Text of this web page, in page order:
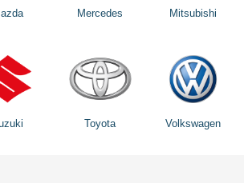
Mercedes Mitsubishi
Toyota Volkswagen